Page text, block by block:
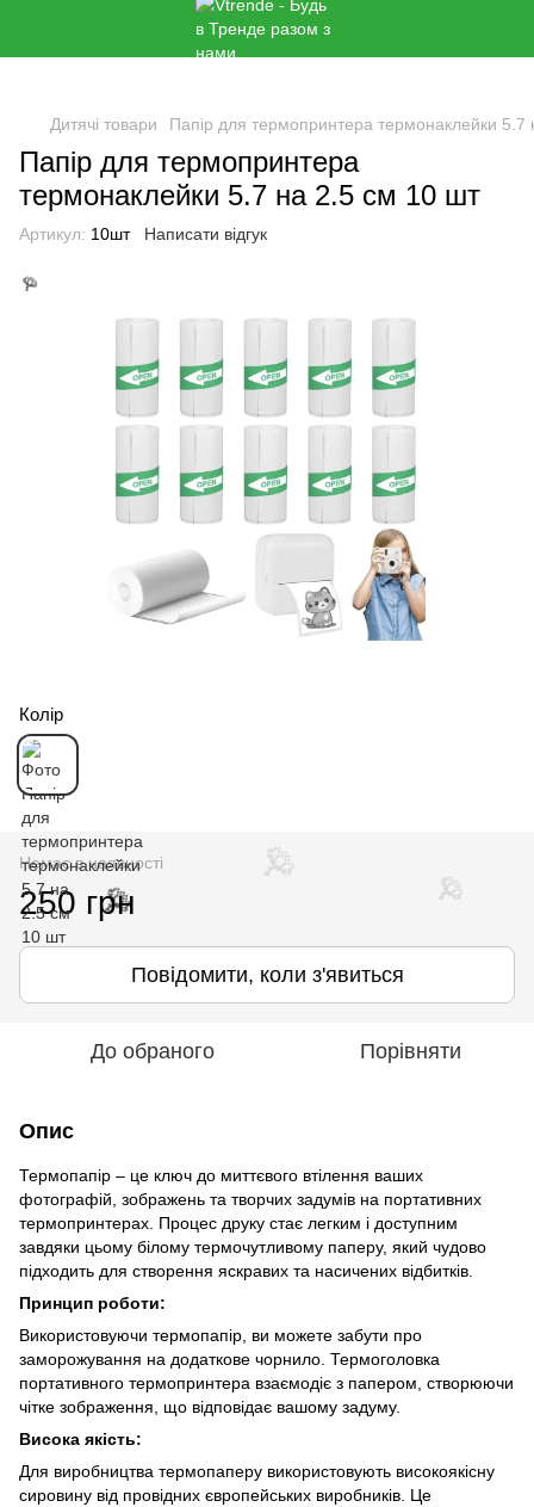
Дитячі товари Папір для термопринтера термонаклейки
Папір для термопринтера
термонаклейки 5.7 на 2.5 см 10 шт
Артикул: 10шт Написати відгук
Колір
Немає в наявності
250 грн
Повідомити, коли з'явиться
До обраного Порівняти
Опис
Термопапір – це ключ до миттєвого втілення ваших
фотографій, зображень та творчих задумів на портативних
термопринтерах. Процес друку стає легким і доступним
завдяки цьому білому термочутливому паперу, який чудово
підходить для створення яскравих та насичених відбитків.
Принцип роботи:
Використовуючи термопапір, ви можете забути про
заморожування на додаткове чорнило. Термоголовка
портативного термопринтера взаємодіє з папером, створюючи
чітке зображення, що відповідає вашому задуму.
Висока якість:
Для виробництва термопаперу використовують високоякісну
сировину від провідних європейських виробників. Це
🌹
🌹